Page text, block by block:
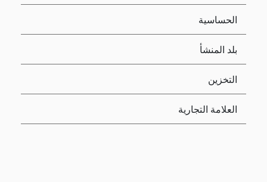
الحساسية
بلد المنشأ
التخزين
العلامة التجارية